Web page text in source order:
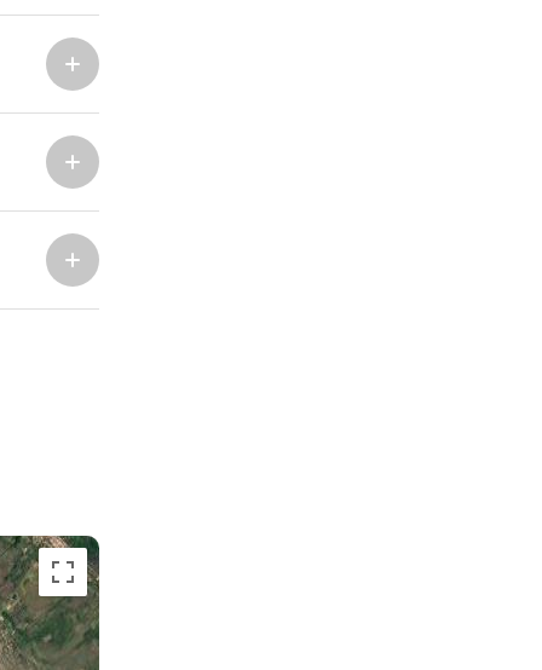
Marina Trogir - SCT
ACI Marina Split
ACI Marina Dubrovnik,
Komolac